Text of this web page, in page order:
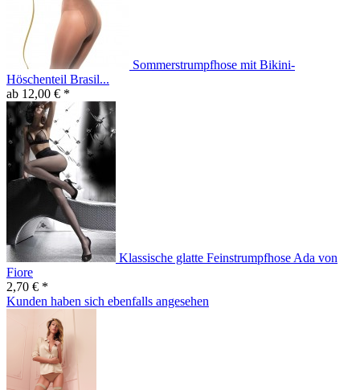
Sommerstrumpfhose mit Bikini-
Höschenteil Brasil...
ab 12,00 € *
Klassische glatte Feinstrumpfhose Ada von
Fiore
2,70 € *
Kunden haben sich ebenfalls angesehen